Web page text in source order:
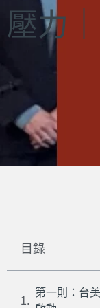
壓力
目錄
第一則：台